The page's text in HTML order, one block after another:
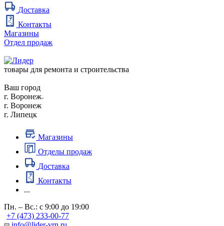
Доставка
Контакты
Магазины
Отдел продаж
товары для ремонта и строительства
Ваш город
г. Воронеж
г. Воронеж
г. Липецк
Магазины
Отделы продаж
Доставка
Контакты
...
Пн. – Вс.: с 9:00 до 19:00
+7 (473) 233-00-77